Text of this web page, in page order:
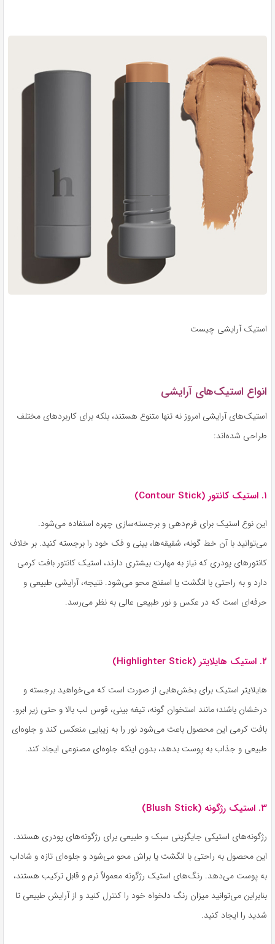
استیک آرایشی چیست
انواع استیک‌های آرایشی
استیک‌های آرایشی امروز نه تنها متنوع هستند، بلکه برای کاربردهای مختلف
طراحی شده‌اند:
۱. استیک کانتور (Contour Stick)
این نوع استیک برای فرم‌دهی و برجسته‌سازی چهره استفاده می‌شود.
می‌توانید با آن خط گونه، شقیقه‌ها، بینی و فک خود را برجسته کنید. بر خلاف
کانتورهای پودری که نیاز به مهارت بیشتری دارند، استیک کانتور بافت کرمی
دارد و به راحتی با انگشت یا اسفنج محو می‌شود. نتیجه، آرایشی طبیعی و
حرفه‌ای است که در عکس و نور طبیعی عالی به نظر می‌رسد.
۲. استیک هایلایتر (Highlighter Stick)
هایلایتر استیک برای بخش‌هایی از صورت است که می‌خواهید برجسته و
درخشان باشند؛ مانند استخوان گونه، تیغه بینی، قوس لب بالا و حتی زیر ابرو.
بافت کرمی این محصول باعث می‌شود نور را به زیبایی منعکس کند و جلوه‌ای
طبیعی و جذاب به پوست بدهد، بدون اینکه جلوه‌ای مصنوعی ایجاد کند.
۳. استیک رژگونه (Blush Stick)
رژگونه‌های استیکی جایگزینی سبک و طبیعی برای رژگونه‌های پودری هستند.
این محصول به راحتی با انگشت یا براش محو می‌شود و جلوه‌ای تازه و شاداب
به پوست می‌دهد. رنگ‌های استیک رژگونه معمولاً نرم و قابل ترکیب هستند،
بنابراین می‌توانید میزان رنگ دلخواه خود را کنترل کنید و از آرایش طبیعی تا
شدید را ایجاد کنید.